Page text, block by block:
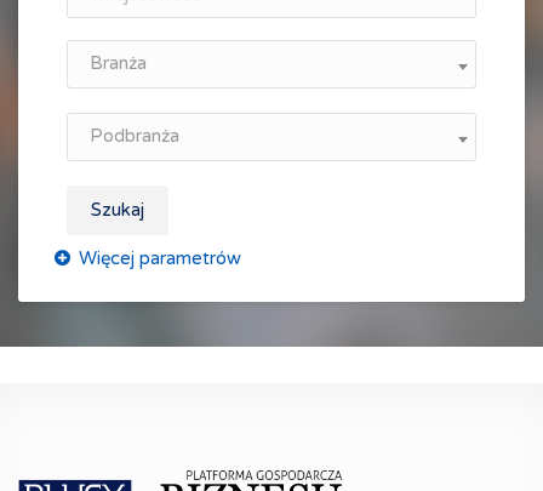
Branża
Podbranża
Szukaj